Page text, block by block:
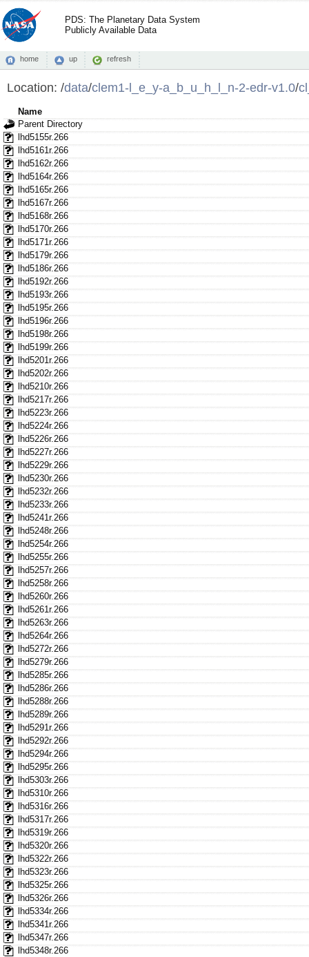
PDS: The Planetary Data System
Publicly Available Data
home up refresh
Location: /data/clem1-l_e_y-a_b_u_h_l_n-2-edr-v1.0/
Name
Parent Directory
lhd5155r.266
lhd5161r.266
lhd5162r.266
lhd5164r.266
lhd5165r.266
lhd5167r.266
lhd5168r.266
lhd5170r.266
lhd5171r.266
lhd5179r.266
lhd5186r.266
lhd5192r.266
lhd5193r.266
lhd5195r.266
lhd5196r.266
lhd5198r.266
lhd5199r.266
lhd5201r.266
lhd5202r.266
lhd5210r.266
lhd5217r.266
lhd5223r.266
lhd5224r.266
lhd5226r.266
lhd5227r.266
lhd5229r.266
lhd5230r.266
lhd5232r.266
lhd5233r.266
lhd5241r.266
lhd5248r.266
lhd5254r.266
lhd5255r.266
lhd5257r.266
lhd5258r.266
lhd5260r.266
lhd5261r.266
lhd5263r.266
lhd5264r.266
lhd5272r.266
lhd5279r.266
lhd5285r.266
lhd5286r.266
lhd5288r.266
lhd5289r.266
lhd5291r.266
lhd5292r.266
lhd5294r.266
lhd5295r.266
lhd5303r.266
lhd5310r.266
lhd5316r.266
lhd5317r.266
lhd5319r.266
lhd5320r.266
lhd5322r.266
lhd5323r.266
lhd5325r.266
lhd5326r.266
lhd5334r.266
lhd5341r.266
lhd5347r.266
lhd5348r.266